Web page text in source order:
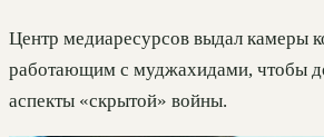
Центр медиаресурсов выдал камеры
работающим с муджахидами, чтобы
аспекты «скрытой» войны.